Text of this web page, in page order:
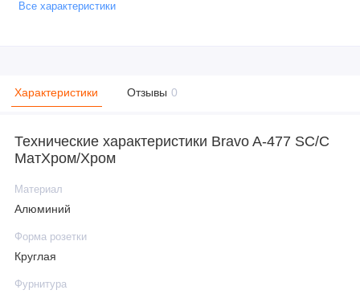
Все характеристики
Характеристики Отзывы 0
Технические характеристики Bravo A-477 SC/C
МатХром/Хром
Материал
Алюминий
Форма розетки
Круглая
Фурнитура